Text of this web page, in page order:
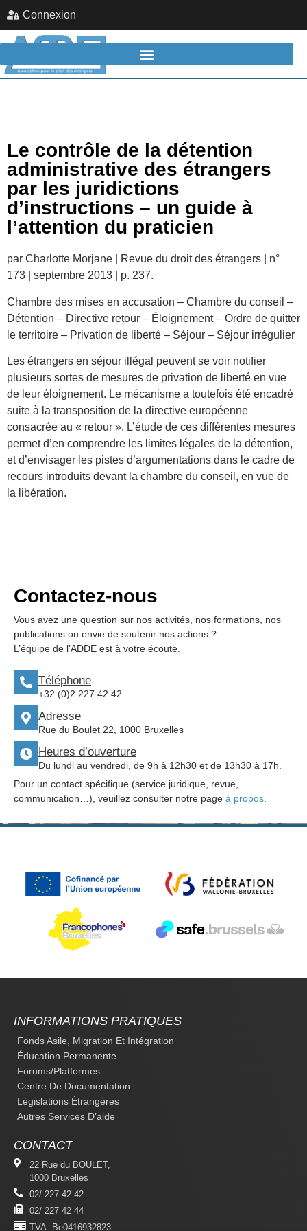
Connexion
Le contrôle de la détention
administrative des étrangers
par les juridictions
d’instructions – un guide à
l’attention du praticien
par Charlotte Morjane | Revue du droit des étrangers | n°
173 | septembre 2013 | p. 237.
Chambre des mises en accusation – Chambre du conseil –
Détention – Directive retour – Éloignement – Ordre de quitter
le territoire – Privation de liberté – Séjour – Séjour irrégulier
Les étrangers en séjour illégal peuvent se voir notifier
plusieurs sortes de mesures de privation de liberté en vue
de leur éloignement. Le mécanisme a toutefois été encadré
suite à la transposition de la directive européenne
consacrée au « retour ». L’étude de ces différentes mesures
permet d’en comprendre les limites légales de la détention,
et d’envisager les pistes d’argumentations dans le cadre de
recours introduits devant la chambre du conseil, en vue de
la libération.
Contactez-nous
Vous avez une question sur nos activités, nos formations, nos
publications ou envie de soutenir nos actions ?
L’équipe de l’ADDE est à votre écoute.
Téléphone
+32 (0)2 227 42 42
Adresse
Rue du Boulet 22, 1000 Bruxelles
Heures d’ouverture
Du lundi au vendredi, de 9h à 12h30 et de 13h30 à 17h.
Pour un contact spécifique (service juridique, revue,
communication…), veuillez consulter notre page à propos.
INFORMATIONS PRATIQUES
Fonds Asile, Migration Et Intégration
Éducation Permanente
Forums/platformes
Centre De Documentation
Législations Étrangères
Autres Services D’aide
CONTACT
22 Rue du BOULET,
1000 Bruxelles
02/ 227 42 42
02/ 227 42 44
TVA: Be0416932823